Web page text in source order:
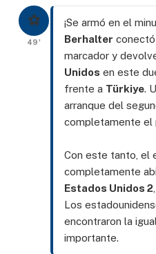
⚽
49'
¡Se armó en el
Berhalter
marcador y
Unidos en este
frente a Türkiye.
arranque del
completamente el
Con este tanto, el
completamente
Estados Unidos 2
Los
encontraron la
importante.